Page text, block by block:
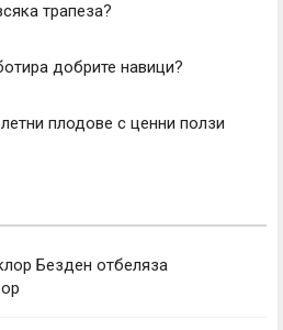
трапеза?
добрите навици?
плодове с ценни ползи
Безден отбеляза